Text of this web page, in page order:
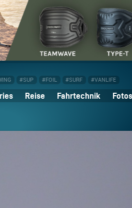
#SUP #FOIL #SURF #VANLIFE
Reise Fahrtechnik